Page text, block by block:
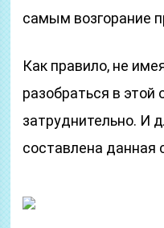
самым возгорание
Как правило, не
разобраться в этой
затруднительно. И
составлена данная